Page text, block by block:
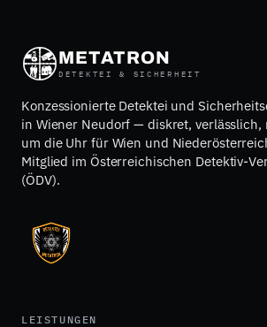
METATRON
DETEKTEI & SICHERHEIT
Konzessionierte Detektei und
in Wiener Neudorf — diskret, verlässlich,
um die Uhr für Wien und
Mitglied im Österreichischen Detektiv-
(ÖDV).
LEISTUNGEN